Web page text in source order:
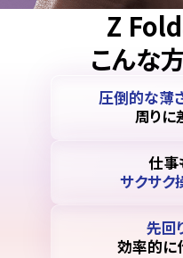
Z
こんな
圧倒的な薄
周りに
仕事
サクサク
先回
効率的に